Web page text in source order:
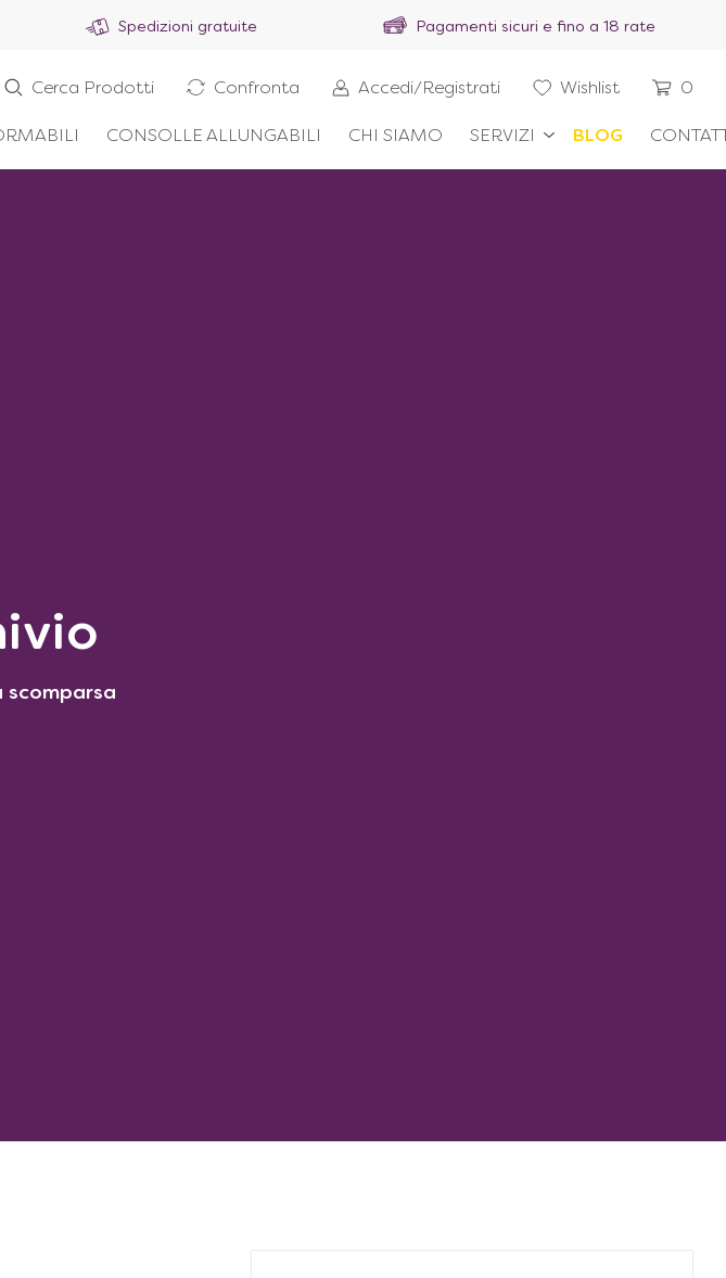
Spedizioni gratuite Pagamenti sicuri e fino a 18 rate
CONSOLLE ALLUNGABILI CHI SIAMO SERVIZI BLOG
Cerca Prodotti Confronta Accedi/Registrati Wishlist 0
scomparsa